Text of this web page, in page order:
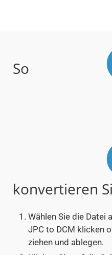
So
konvertieren
Wählen Sie die Datei
JPC to DCM klicken
ziehen und ablegen.